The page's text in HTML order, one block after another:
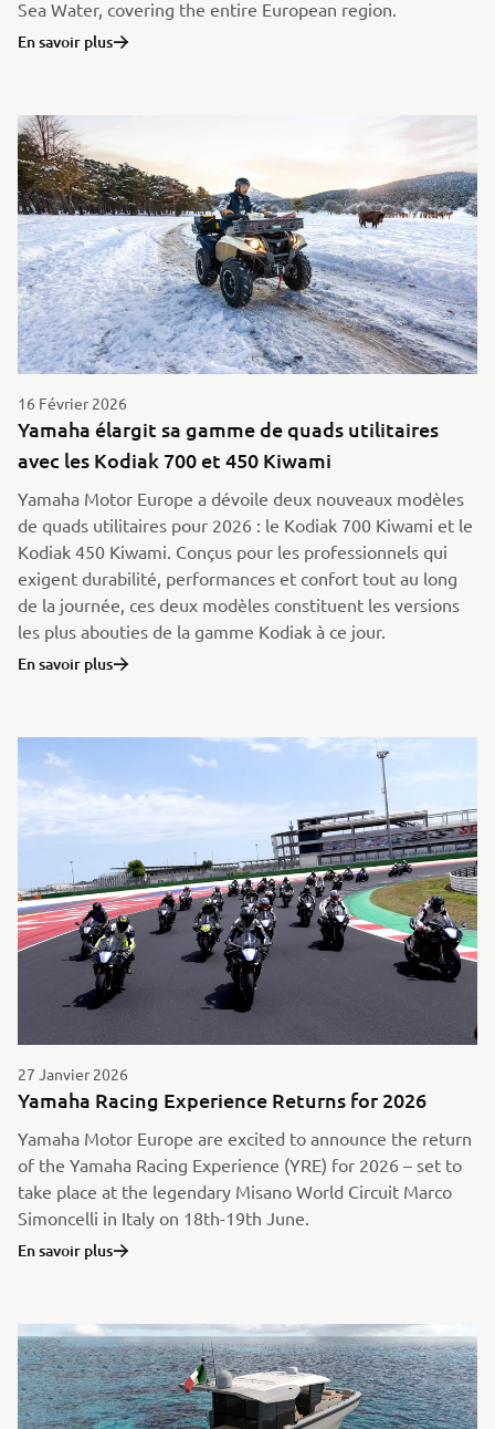
Sea Water, covering the entire European region.
En savoir plus
16 Février 2026
Yamaha élargit sa gamme de quads utilitaires
avec les Kodiak 700 et 450 Kiwami
Yamaha Motor Europe a dévoile deux nouveaux modèles
de quads utilitaires pour 2026 : le Kodiak 700 Kiwami et le
Kodiak 450 Kiwami. Conçus pour les professionnels qui
exigent durabilité, performances et confort tout au long
de la journée, ces deux modèles constituent les versions
les plus abouties de la gamme Kodiak à ce jour.
En savoir plus
27 Janvier 2026
Yamaha Racing Experience Returns for 2026
Yamaha Motor Europe are excited to announce the return
of the Yamaha Racing Experience (YRE) for 2026 – set to
take place at the legendary Misano World Circuit Marco
Simoncelli in Italy on 18th-19th June.
En savoir plus